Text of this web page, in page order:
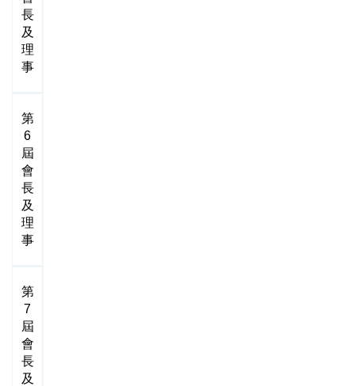
長
及
理
事
第
6
屆
會
長
及
理
事
第
7
屆
會
長
及